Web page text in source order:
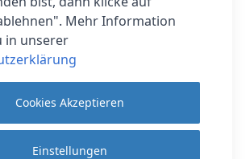
und Sprachbefehle
SE 4 mit
pro Kopfhörer
Diese sorgen für eine
Hintergrundgeräusche,
Gegenüber dich immer gut
Mehr Information
in unserer
Cookies Akzeptieren
Einstellungen